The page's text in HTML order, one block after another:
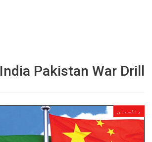
India Pakistan War Drill
پاکستان